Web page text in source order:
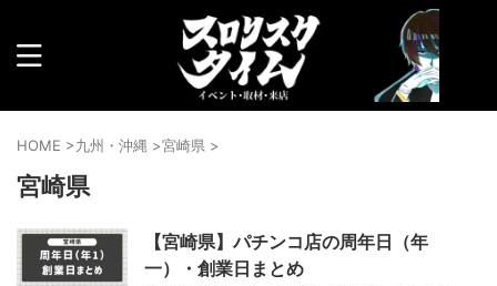
HOME >九州・沖縄 >宮崎県 >
宮崎県
【宮崎県】パチンコ店の周年日（年
一）・創業日まとめ